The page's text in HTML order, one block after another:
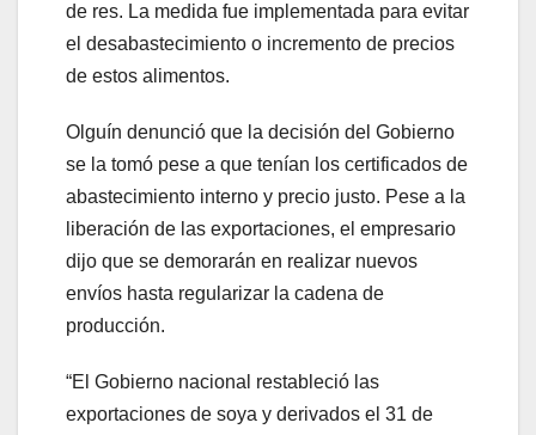
de res. La medida fue implementada para evitar
el desabastecimiento o incremento de precios
de estos alimentos.
Olguín denunció que la decisión del Gobierno
se la tomó pese a que tenían los certificados de
abastecimiento interno y precio justo. Pese a la
liberación de las exportaciones, el empresario
dijo que se demorarán en realizar nuevos
envíos hasta regularizar la cadena de
producción.
“El Gobierno nacional restableció las
exportaciones de soya y derivados el 31 de